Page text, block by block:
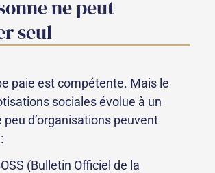
ne peut
seul
paie est compétente. Mais le
sociales évolue à un
peu d’organisations peuvent
(Bulletin Officiel de la